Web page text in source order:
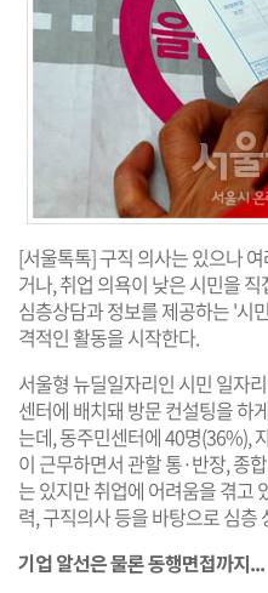
[서울톡톡] 구직 의사는 있으나
거나, 취업 의욕이 낮은 시민을
심층상담과 정보를 제공하는 '시
격적인 활동을 시작한다.
서울형 뉴딜일자리인 시민 일자
센터에 배치돼 방문 컨설팅을 하
는데, 동주민센터에 40명(36%),
이 근무하면서 관할 통·반장, 종
는 있지만 취업에 어려움을 겪고
력, 구직의사 등을 바탕으로 심층
기업 알선은 물론 동행면접까지...